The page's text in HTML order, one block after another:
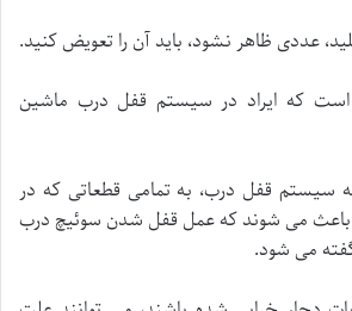
عددی ظاهر نشود، باید آن را تعویض کنید.
که ایراد در سیستم قفل درب ماشین
سیستم قفل درب، به تمامی قطعاتی که در
باعث می شوند که عمل قفل شدن سوئیچ درب
می شود.